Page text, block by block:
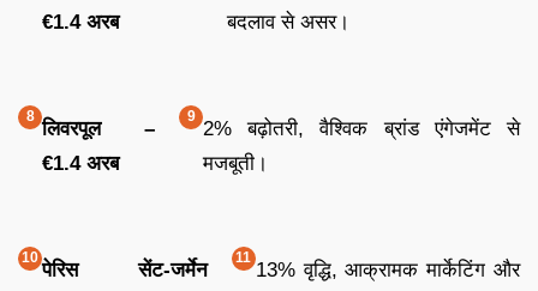
€1.4 अरब
बदलाव से असर।
लिवरपूल –
€1.4 अरब
2% बढ़ोतरी, वैश्विक ब्रांड एंगेजमेंट से
मजबूती।
पेरिस सेंट-जर्मेन
13% वृद्धि, आक्रामक मार्केटिंग और